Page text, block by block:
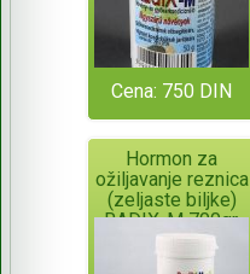
Cena: 750 DIN
Hormon za
ožiljavanje reznica
(zeljaste biljke)
RADIX-M 700gr.
ORIGINALNO
PAKOVANJE!